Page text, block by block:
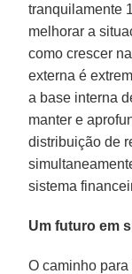
tranquilamente
melhorar a
como crescer
externa é
a base interna
manter e
distribuição de
sistema
Um futuro em
O caminho